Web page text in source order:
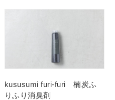
kususumi furi-furi 楠炭ふ
りふり消臭剤